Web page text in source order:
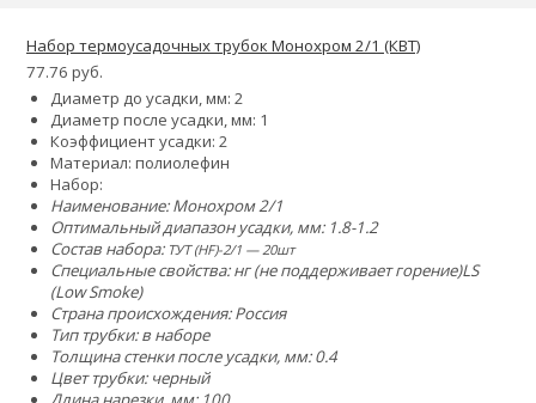
Набор термоусадочных трубок Монохром 2/1 (КВТ)
77.76 руб.
Диаметр до усадки, мм: 2
Диаметр после усадки, мм: 1
Коэффициент усадки: 2
Материал: полиолефин
Набор:
Наименование: Монохром 2/1
Оптимальный диапазон усадки, мм: 1.8-1.2
Состав набора: ТУТ (HF)-2/1 — 20шт
Специальные свойства:нг (не поддерживает горение)LS
(Low Smoke)
Страна происхождения: Россия
Тип трубки: в наборе
Толщина стенки после усадки, мм: 0.4
Цвет трубки: черный